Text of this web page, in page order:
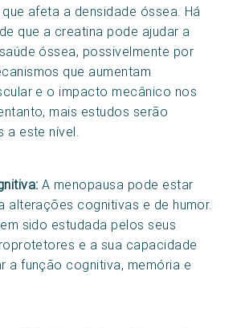
afeta a densidade óssea. Há
que a creatina pode ajudar a
óssea, possivelmente por
que aumentam
e o impacto mecânico nos
mais estudos serão
a este nível.
A menopausa pode estar
alterações cognitivas e de humor.
sido estudada pelos seus
e a sua capacidade
a função cognitiva, memória e